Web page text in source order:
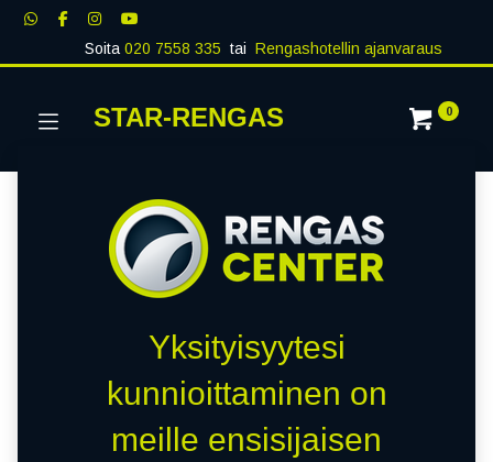
Soita020 7558 335 tai Rengashotellin ajanvaraus
STAR-RENGAS 0
Yksityisyytesi
kunnioittaminen on
meille ensisijaisen